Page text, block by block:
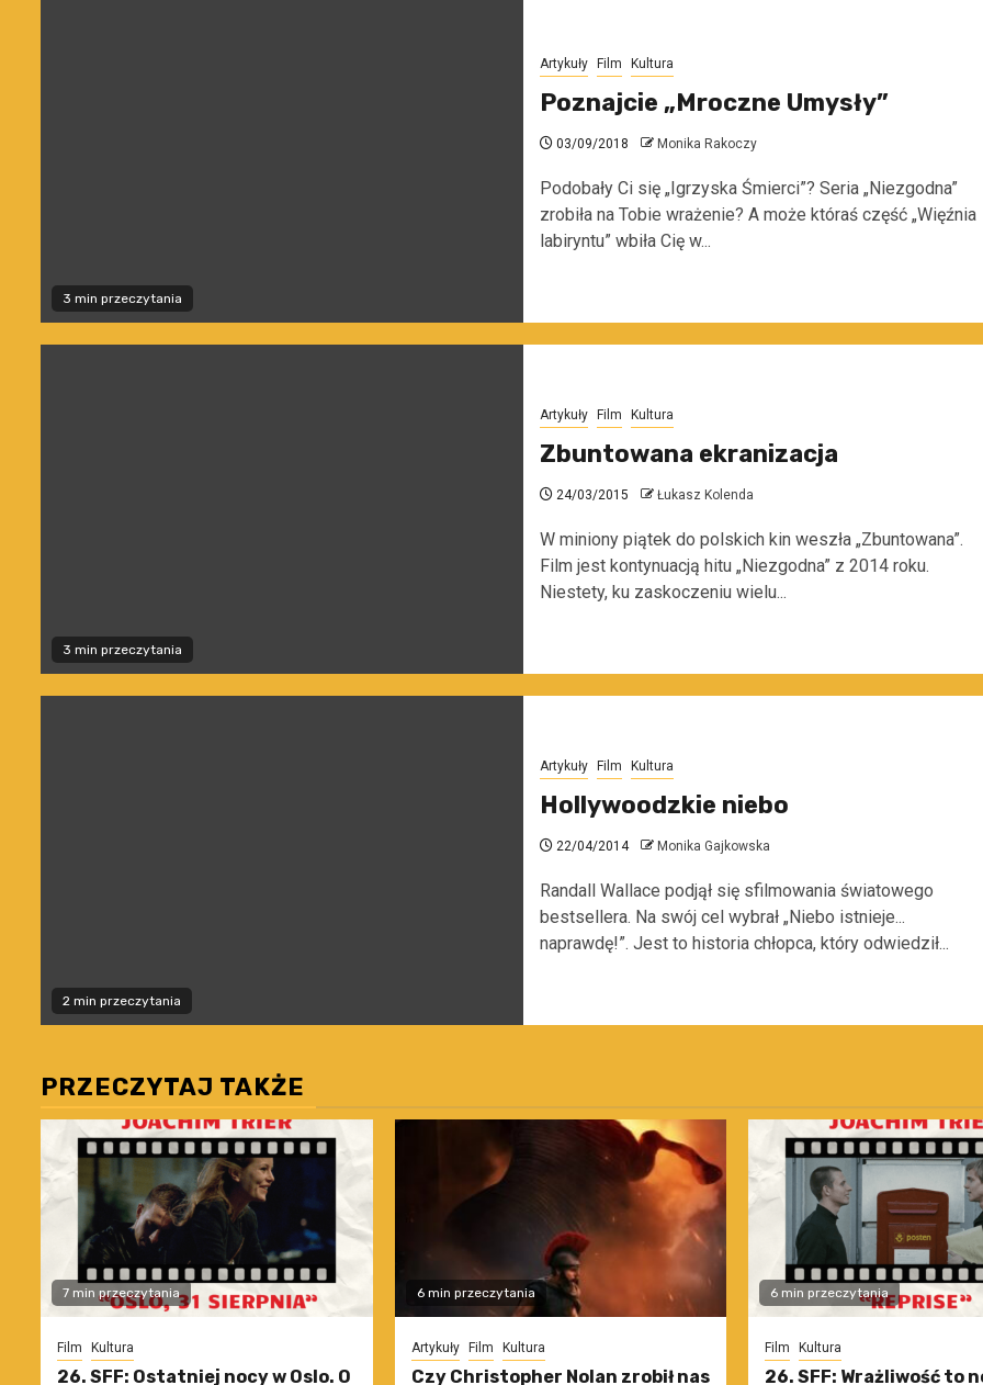
3 min przeczytania
Artykuły Film Kultura
Poznajcie „Mroczne Umysły”
03/09/2018 Monika Rakoczy
Podobały Ci się „Igrzyska Śmierci”? Seria „Niezgodna”
zrobiła na Tobie wrażenie? A może któraś część „Więźnia
labiryntu” wbiła Cię w...
3 min przeczytania
Artykuły Film Kultura
Zbuntowana ekranizacja
24/03/2015 Łukasz Kolenda
W miniony piątek do polskich kin weszła „Zbuntowana”.
Film jest kontynuacją hitu „Niezgodna” z 2014 roku.
Niestety, ku zaskoczeniu wielu...
2 min przeczytania
Artykuły Film Kultura
Hollywoodzkie niebo
22/04/2014 Monika Gajkowska
Randall Wallace podjął się sfilmowania światowego
bestsellera. Na swój cel wybrał „Niebo istnieje...
naprawdę!”. Jest to historia chłopca, który odwiedził...
PRZECZYTAJ TAKŻE
7 min przeczytania
Film Kultura
26. SFF: Ostatniej nocy w Oslo. O
6 min przeczytania
Artykuły Film Kultura
Czy Christopher Nolan zrobił nas
6 min przeczytania
Film Kultura
26. SFF: Wrażliwość to